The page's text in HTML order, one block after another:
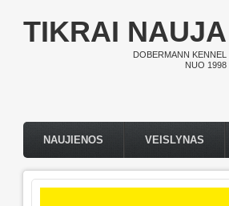
TIKRAI NAUJA
DOBERMANN KENNEL
NUO 1998
Pagrindinis meniu
NAUJIENOS VEISLYNAS